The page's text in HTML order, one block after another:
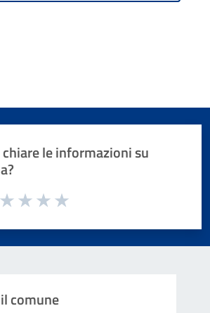
le informazioni su
la pagina
comune